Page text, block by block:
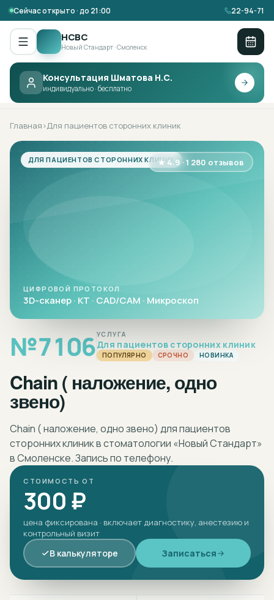
Сейчас открыто · до 21:00 22-94-71
НСВС
Новый Стандарт · Смоленск
Консультация Шматова Н.С.
индивидуально · бесплатно
НСВС ·ДЛЯ ПАЦИЕНТОВ СТОРОННИХ
КЛИНИК
Главная›Для пациентов сторонних клиник
№7106УСЛУГА
Для пациентов сторонних клиник
ПОПУЛЯРНО СРОЧНО НОВИНКА
Chain ( наложение, одно
звено)
Chain ( наложение, одно звено) для пациентов
сторонних клиник в стоматологии «Новый Стандарт»
в Смоленске. Запись по телефону.
СТОИМОСТЬ ОТ
300 ₽
цена фиксирована · включает диагностику, анестезию и
контрольный визит
В калькуляторе Записаться
ДЛЯ ПАЦИЕНТОВ СТОРОННИХ КЛИНИК★ 4.9 · 1 280 отзывов
ЦИФРОВОЙ ПРОТОКОЛ
3D-сканер · КТ · CAD/CAM · Микроскоп